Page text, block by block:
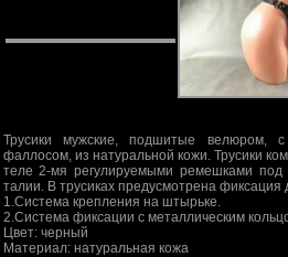
Трусики мужские, подшитые велюром,
фаллосом, из натуральной кожи. Трусики
теле 2-мя регулируемыми ремешками
талии. В трусиках предусмотрена
1.Система крепления на штырьке.
2.Система фиксации с металлическим
Цвет: черный
Материал: натуральная кожа